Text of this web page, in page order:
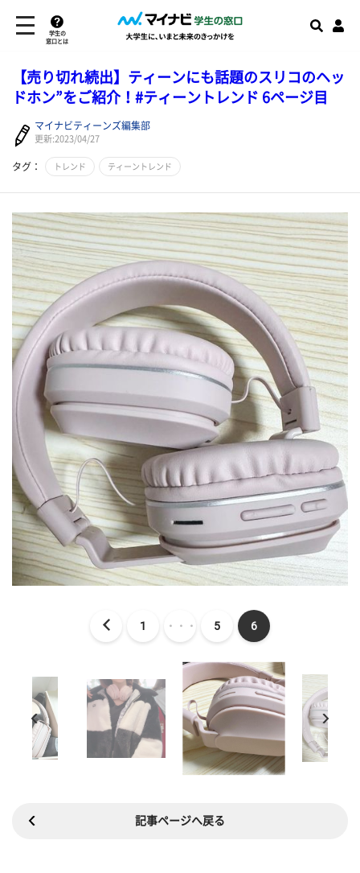
学生の
窓口とは
【売り切れ続出】ティーンにも話題のスリコのヘッ
ドホン”をご紹介！#ティーントレンド 6ページ目
マイナビティーンズ編集部
更新:2023/04/27
タグ： トレンド ティーントレンド
1 ・・・ 5 6
記事ページへ戻る